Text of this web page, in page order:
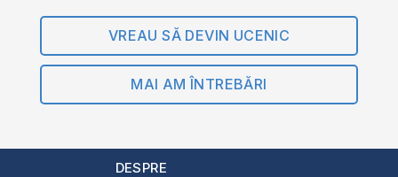
VREAU SĂ DEVIN UCENIC
MAI AM ÎNTREBĂRI
DESPRE